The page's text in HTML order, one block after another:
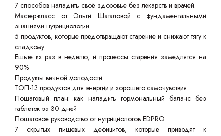
7 способов наладить своё здоровье без лекарств и врачей.
Мастер-класс от Ольги Шаталовой с фундаментальными
знаниями нутрициологии
5 продуктов, которые предотвращают старение и снижают тягу к
сладкому
Ешьте их раз в неделю, и процессы старения замедлятся на
90%
Продукты вечной молодости
ТОП-13 продуктов для энергии и хорошего самочувствия
Пошаговый план: как наладить гормональный баланс без
таблеток за 30 дней
Пошаговое руководство от нутрициологов EDPRO
7 скрытых пищевых дефицитов, которые приводят к